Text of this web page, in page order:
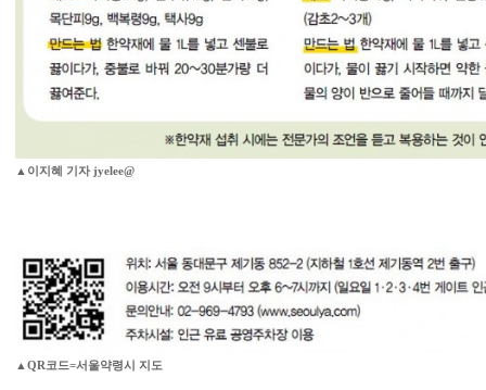
▲이지혜 기자 jyelee@
▲QR코드=서울약령시 지도